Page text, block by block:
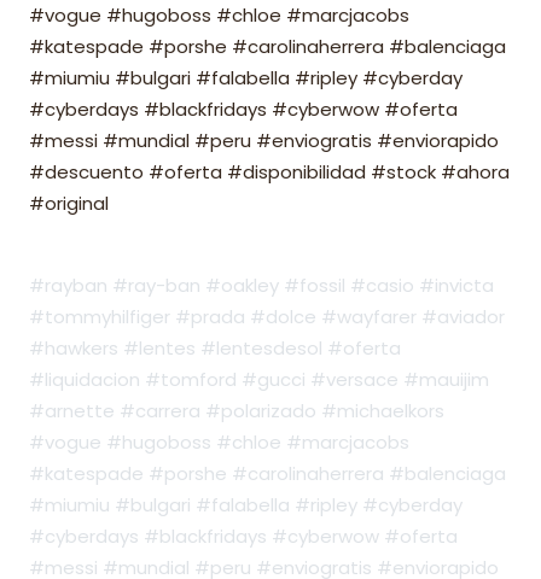
#vogue #hugoboss #chloe #marcjacobs
#katespade #porshe #carolinaherrera #balenciaga
#miumiu #bulgari #falabella #ripley #cyberday
#cyberdays #blackfridays #cyberwow #oferta
#messi #mundial #peru #enviogratis #enviorapido
#descuento #oferta #disponibilidad #stock #ahora
#original
#rayban #ray-ban #oakley #fossil #casio #invicta
#tommyhilfiger #prada #dolce #wayfarer #aviador
#hawkers #lentes #lentesdesol #oferta
#liquidacion #tomford #gucci #versace #mauijim
#arnette #carrera #polarizado #michaelkors
#vogue #hugoboss #chloe #marcjacobs
#katespade #porshe #carolinaherrera #balenciaga
#miumiu #bulgari #falabella #ripley #cyberday
#cyberdays #blackfridays #cyberwow #oferta
#messi #mundial #peru #enviogratis #enviorapido